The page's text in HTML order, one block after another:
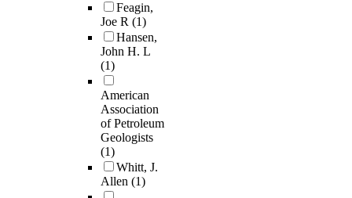
Feagin,
Joe R (1)
Hansen,
John H. L
(1)
American
Association
of Petroleum
Geologists
(1)
Whitt, J.
Allen (1)